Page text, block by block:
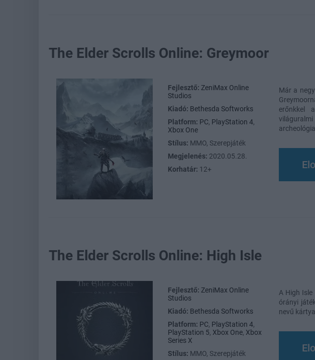
The Elder Scrolls Online: Greymoor
Fejlesztő: ZeniMax Online
Studios
Kiadó: Bethesda Softworks
Platform: PC, PlayStation 4,
Xbox One
Stílus: MMO, Szerepjáték
Megjelenés: 2020.05.28.
Korhatár: 12+
Már a
erőnkkel
The Elder Scrolls Online: High Isle
Fejlesztő: ZeniMax Online
Studios
Kiadó: Bethesda Softworks
Platform: PC, PlayStation 4,
PlayStation 5, Xbox One, Xbox
Series X
Stílus: MMO, Szerepjáték
A High Isle
órányi
nevű